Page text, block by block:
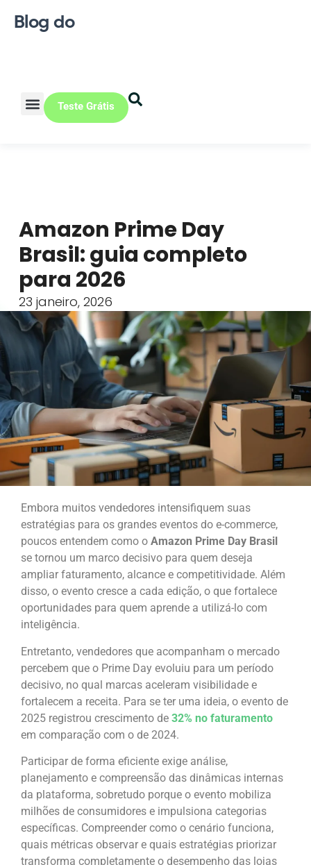
Blog do
Teste Grátis
Amazon Prime Day
Brasil: guia completo
para 2026
23 janeiro, 2026
Embora muitos vendedores intensifiquem suas
estratégias para os grandes eventos do e-commerce,
poucos entendem como o Amazon Prime Day Brasil
se tornou um marco decisivo para quem deseja
ampliar faturamento, alcance e competitividade. Além
disso, o evento cresce a cada edição, o que fortalece
oportunidades para quem aprende a utilizá-lo com
inteligência.
Entretanto, vendedores que acompanham o mercado
percebem que o Prime Day evoluiu para um período
decisivo, no qual marcas aceleram visibilidade e
fortalecem a receita. Para se ter uma ideia, o evento de
2025 registrou crescimento de 32% no faturamento
em comparação com o de 2024.
Participar de forma eficiente exige análise,
planejamento e compreensão das dinâmicas internas
da plataforma, sobretudo porque o evento mobiliza
milhões de consumidores e impulsiona categorias
específicas. Compreender como o cenário funciona,
quais métricas observar e quais estratégias priorizar
transforma completamente o desempenho das lojas